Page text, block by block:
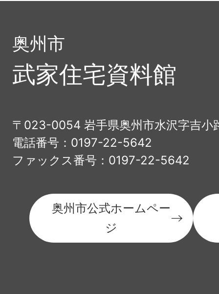
奥州市
武家住宅資料館
〒023-0054 岩手県奥州市水沢字吉小
電話番号：0197-22-5642
ファックス番号：0197-22-5642
奥州市公式ホームペー
ジ